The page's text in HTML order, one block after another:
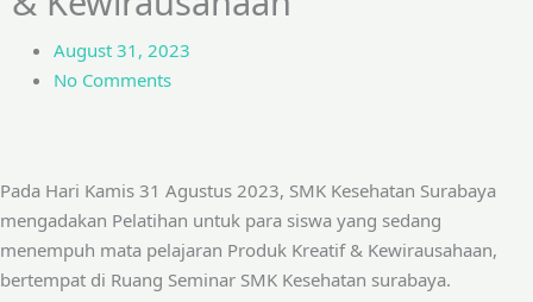
August 31, 2023
No Comments
Pada Hari Kamis 31 Agustus 2023, SMK Kesehatan Surabaya
mengadakan Pelatihan untuk para siswa yang sedang
menempuh mata pelajaran Produk Kreatif & Kewirausahaan,
bertempat di Ruang Seminar SMK Kesehatan surabaya.